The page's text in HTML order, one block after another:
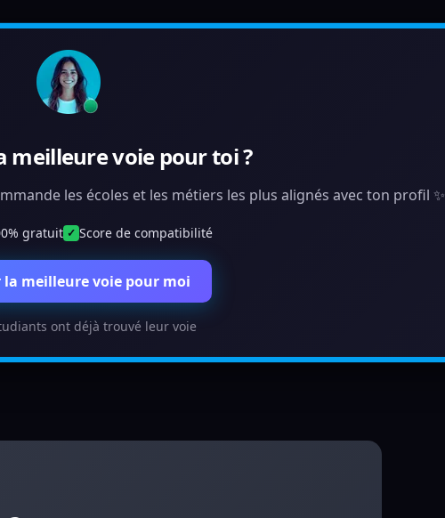
meilleure voie pour toi ?
les écoles et les métiers les plus alignés avec ton profil ✨
gratuit ✓ Score de compatibilité
la meilleure voie pour moi
ont déjà trouvé leur voie